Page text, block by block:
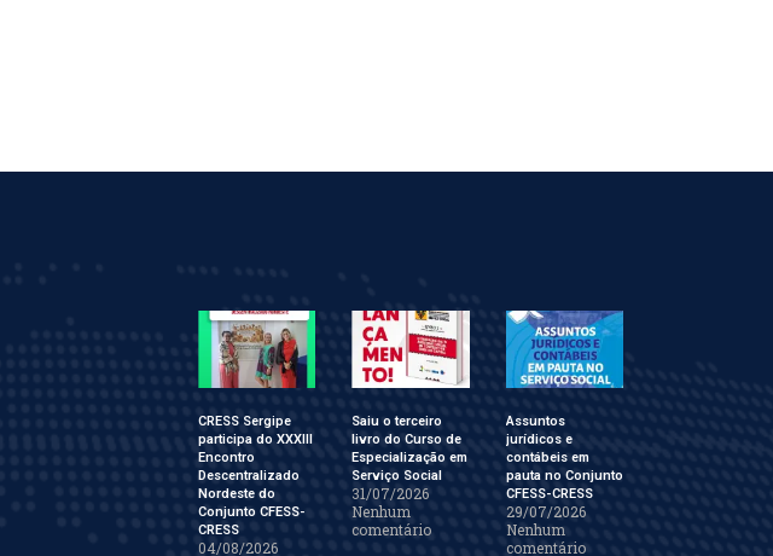
CRESS Sergipe
participa do XXXIII
Encontro
Descentralizado
Nordeste do
Conjunto CFESS-
CRESS
04/08/2026
Saiu o terceiro
livro do Curso de
Especialização em
Serviço Social
31/07/2026
Nenhum
comentário
Assuntos
jurídicos e
contábeis em
pauta no Conjunto
CFESS-CRESS
29/07/2026
Nenhum
comentário